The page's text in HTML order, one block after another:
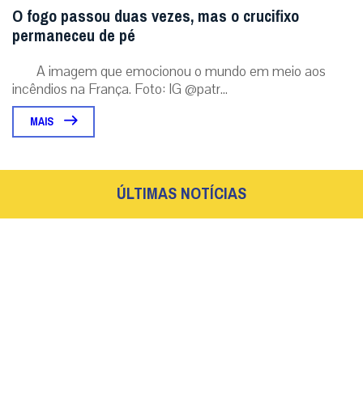
O fogo passou duas vezes, mas o crucifixo
permaneceu de pé
A imagem que emocionou o mundo em meio aos
incêndios na França. Foto: IG @patr...
MAIS
ÚLTIMAS NOTÍCIAS